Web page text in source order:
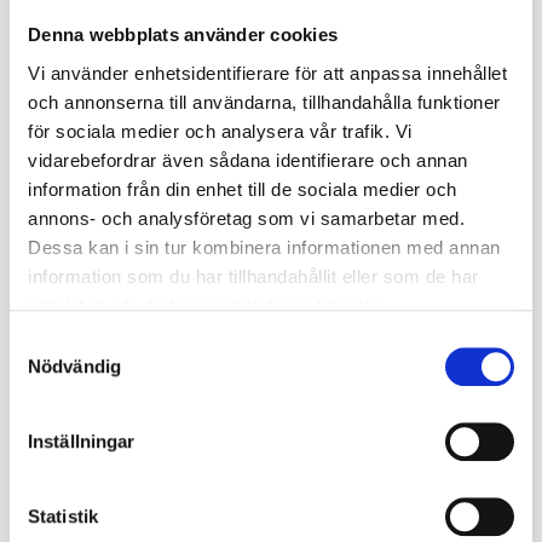
Denna webbplats använder cookies
Vi använder enhetsidentifierare för att anpassa innehållet
och annonserna till användarna, tillhandahålla funktioner
för sociala medier och analysera vår trafik. Vi
vidarebefordrar även sådana identifierare och annan
information från din enhet till de sociala medier och
annons- och analysföretag som vi samarbetar med.
Dessa kan i sin tur kombinera informationen med annan
information som du har tillhandahållit eller som de har
Nödvändig
Inställningar
Statistik
✓ Slanglöst (TL) – enkel montering
Användningsområde
✓ Utilityfordon / servicefordon
✓ Golfbilar (transport / drift)
✓ Industrimaskiner
✓ Fastighetsskötsel
✓ Drift på asfalt och betong
✓ Modell: Industrial Trax
✓ Konstruktion: TL (Slanglöst )
✓ Däcktyp: Industridäck / utility